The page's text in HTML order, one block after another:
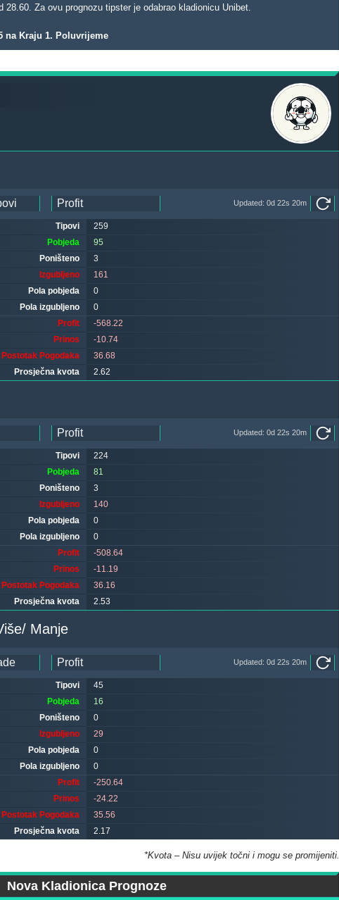
28.60. Za ovu prognozu tipster je odabrao kladionicu Unibet.
na Kraju 1. Poluvrijeme
Updated: 0d 22s 20m
Tipovi
Pobjeda
Poništeno
Izgubljeno
Pola pobjeda
Pola izgubljeno
259
95
3
161
0
0
Profit
Prinos
Postotak Pogodaka
Prosječna kvota
-568.22
-10.74
36.68
2.62
Updated: 0d 22s 20m
Tipovi
Pobjeda
Poništeno
Izgubljeno
Pola pobjeda
Pola izgubljeno
224
81
3
140
0
0
Profit
Prinos
Postotak Pogodaka
Prosječna kvota
-508.64
-11.19
36.16
2.53
Manje
Updated: 0d 22s 20m
Tipovi
Pobjeda
Poništeno
Izgubljeno
Pola pobjeda
Pola izgubljeno
45
16
0
29
0
0
Profit
Prinos
Postotak Pogodaka
Prosječna kvota
-250.64
-24.22
35.56
2.17
*Kvota – Nisu uvijek točni i mogu se promijeniti.
Nova Kladionica Prognoze